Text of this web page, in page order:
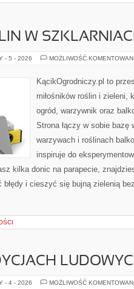
W
- 5 - 2026 MOŻLIWOŚĆ
KącikOgrodniczy.pl to
miłośników roślin i zieleni,
ogród, warzywnik oraz
Strona łączy w sobie bazę
warzywach i roślinach
inspiruje do
kilka donic na parapecie,
błędy i cieszyć się bujną zielenią
- 4 - 2026 MOŻLIWOŚĆ